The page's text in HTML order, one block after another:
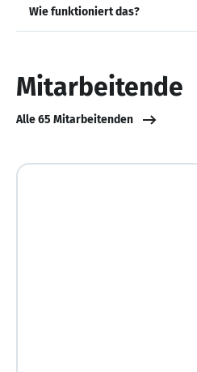
Wie funktioniert das?
Mitarbeitende
Alle 65 Mitarbeitenden